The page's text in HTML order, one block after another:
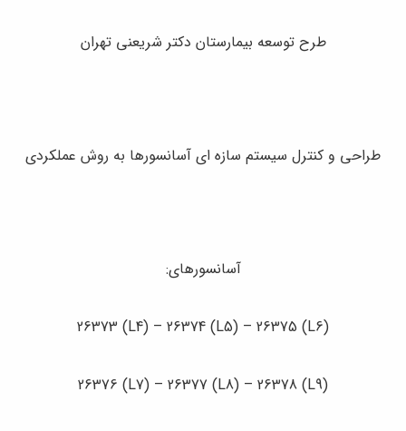
طرح توسعه بیمارستان دکتر شریعنی تهران
طراحی و کنترل سیستم سازه ای آسانسورها به روش عملکردی
آسانسورهای:
26373 (L4) – 26374 (L5) – 26375 (L6)
26376 (L7) – 26377 (L8) – 26378 (L9)